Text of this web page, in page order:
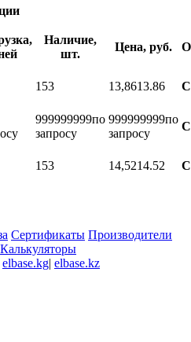
Наличие,
шт.
Цена, руб.
153 13,8613.86
999999999по
запросу
999999999по
запросу
153 14,5214.52
Сертификаты Производители
Калькуляторы
elbase.kg| elbase.kz